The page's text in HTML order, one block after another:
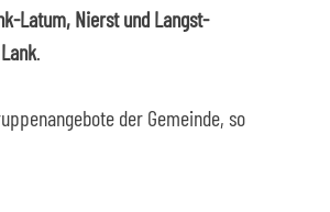
Latum, Nierst und Langst-
.
der Gemeinde, so